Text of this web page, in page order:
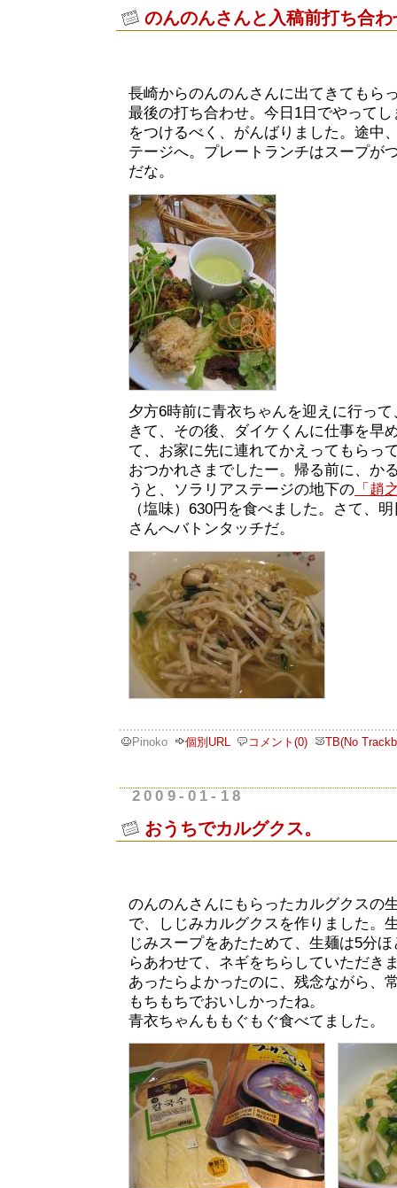
のんのんさんと入稿前打ち合わ
長崎からのんのんさんに出てきてもら
最後の打ち合わせ。今日1日でやって
をつけるべく、がんばりました。途中
テージへ。プレートランチはスープが
だな。
夕方6時前に青衣ちゃんを迎えに行っ
きて、その後、ダイケくんに仕事を早
て、お家に先に連れてかえってもらっ
おつかれさまでしたー。帰る前に、か
うと、ソラリアステージの地下の 「趙
（塩味）630円を食べました。さて、
さんへバトンタッチだ。
Pinoko 個別URL コメント(0) TB(No
2009-01-18
おうちでカルグクス。
のんのんさんにもらったカルグクスの
で、しじみカルグクスを作りました。
じみスープをあたためて、生麺は5分
らあわせて、ネギをちらしていただき
あったらよかったのに、残念ながら、
もちもちでおいしかったね。
青衣ちゃんももぐもぐ食べてました。